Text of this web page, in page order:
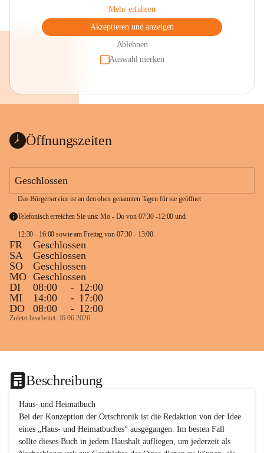
Mehr erfahren
Akzeptieren und anzeigen
Ablehnen
Auswahl merken
Öffnungszeiten
Geschlossen
Das Bürgerservice ist an den oben genannten Tagen für sie geöffnet
Telefonisch erreichen Sie uns: Mo - Do von 07:30 -12:00 und
FR
Geschlossen
SA
Geschlossen
SO
Geschlossen
MO Geschlossen
DI
08:00 - 12:00
MI
14:00 - 17:00
DO
08:00 - 12:00
Zuletzt bearbeitet: 16.06.2026
Beschreibung
Haus- und Heimatbuch
Bei der Konzeption der Ortschronik ist die Redaktion von der Idee
eines „Haus- und Heimatbuches“ ausgegangen. Im besten Fall
sollte dieses Buch in jedem Haushalt aufliegen, um jederzeit als